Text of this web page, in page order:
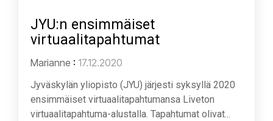
JYU:n ensimmäiset
virtuaalitapahtumat
Marianne : 17.12.2020
Jyväskylän yliopisto (JYU) järjesti syksyllä 2020
ensimmäiset virtuaalitapahtumansa Liveton
virtuaalitapahtuma-alustalla. Tapahtumat olivat...